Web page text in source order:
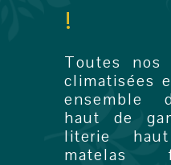
!
Toutes nos
climatisées
ensemble
haut de
literie
matelas